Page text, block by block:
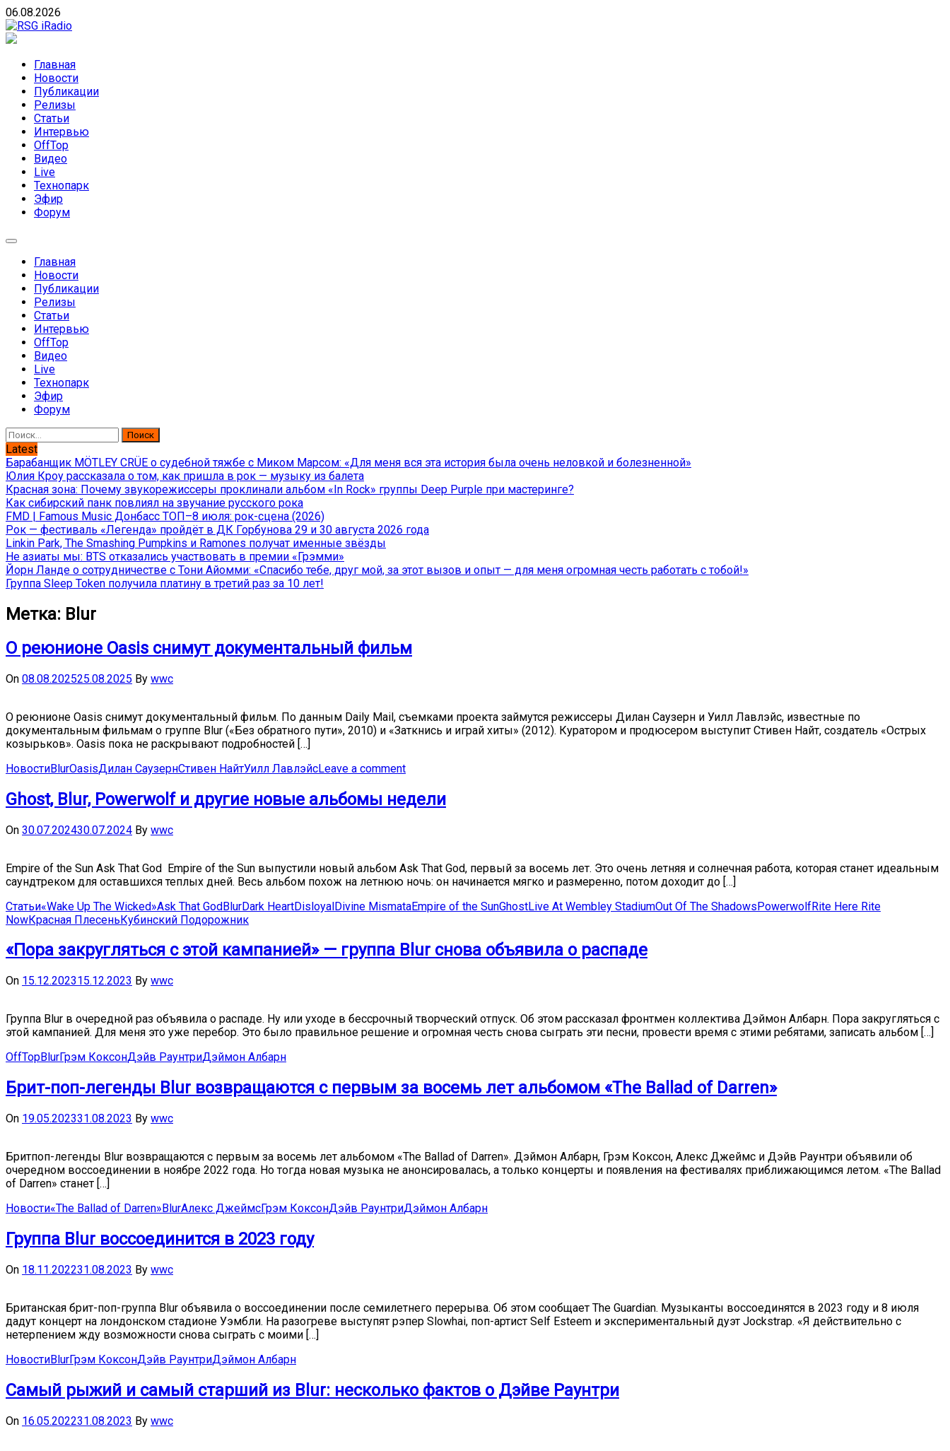
Skip
to
content
06.08.2026
Главная
Новости
Публикации
Релизы
Статьи
Интервью
OffTop
Видео
Live
Технопарк
Эфир
Форум
Главная
Новости
Публикации
Релизы
Статьи
Интервью
OffTop
Видео
Live
Технопарк
Эфир
Форум
Найти:
Latest
Барабанщик MÖTLEY CRÜE о судебной тяжбе с Миком Марсом: «Для меня вся эта история была очень неловкой и болезненной»
Юлия Кроу рассказала о том, как пришла в рок — музыку из балета
Красная зона: Почему звукорежиссеры проклинали альбом «In Rock» группы Deep Purple при мастеринге?
Как сибирский панк повлиял на звучание русского рока
FMD | Famous Music Донбасс ТОП–8 июля: рок-сцена (2026)
Рок — фестиваль «Легенда» пройдёт в ДК Горбунова 29 и 30 августа 2026 года
Linkin Park, The Smashing Pumpkins и Ramones получат именные звёзды
Не азиаты мы: BTS отказались участвовать в премии «Грэмми»
Йорн Ланде о сотрудничестве с Тони Айомми: «Спасибо тебе, друг мой, за этот вызов и опыт — для меня огромная честь работать с тобой!»
Группа Sleep Token получила платину в третий раз за 10 лет!
Метка: Blur
О реюнионе Oasis снимут документальный фильм
On 08.08.202525.08.2025 By wwc
О реюнионе Oasis снимут документальный фильм. По данным Daily Mail, съемками проекта займутся режиссеры Дилан Саузерн и Уилл Лавлэйс, известные по
документальным фильмам о группе Blur («Без обратного пути», 2010) и «Заткнись и играй хиты» (2012). Куратором и продюсером выступит Стивен Найт, создатель «Острых
козырьков». Oasis пока не раскрывают подробностей […]
НовостиBlurOasisДилан СаузернСтивен НайтУилл ЛавлэйсLeave a comment
Ghost, Blur, Powerwolf и другие новые альбомы недели
On 30.07.202430.07.2024 By wwc
Empire of the Sun Ask That God Empire of the Sun выпустили новый альбом Ask That God, первый за восемь лет. Это очень летняя и солнечная работа, которая станет идеальным
саундтреком для оставшихся теплых дней. Весь альбом похож на летнюю ночь: он начинается мягко и размеренно, потом доходит до […]
Статьи«Wake Up The Wicked»Ask That GodBlurDark HeartDisloyalDivine MismataEmpire of the SunGhostLive At Wembley StadiumOut Of The ShadowsPowerwolfRite Here Rite
NowКрасная ПлесеньКубинский Подорожник
«Пора закругляться с этой кампанией» — группа Blur снова объявила о распаде
On 15.12.202315.12.2023 By wwc
Группа Blur в очередной раз объявила о распаде. Ну или уходе в бессрочный творческий отпуск. Об этом рассказал фронтмен коллектива Дэймон Албарн. Пора закругляться с
этой кампанией. Для меня это уже перебор. Это было правильное решение и огромная честь снова сыграть эти песни, провести время с этими ребятами, записать альбом […]
OffTopBlurГрэм КоксонДэйв РаунтриДэймон Албарн
Брит-поп-легенды Blur возвращаются с первым за восемь лет альбомом «The Ballad of Darren»
On 19.05.202331.08.2023 By wwc
Бритпоп-легенды Blur возвращаются с первым за восемь лет альбомом «The Ballad of Darren». Дэймон Албарн, Грэм Коксон, Алекс Джеймс и Дэйв Раунтри объявили об
очередном воссоединении в ноябре 2022 года. Но тогда новая музыка не анонсировалась, а только концерты и появления на фестивалях приближающимся летом. «The Ballad
of Darren» станет […]
Новости«The Ballad of Darren» BlurАлекс ДжеймсГрэм КоксонДэйв РаунтриДэймон Албарн
Группа Blur воссоединится в 2023 году
On 18.11.202231.08.2023 By wwc
Британская брит-поп-группа Blur объявила о воссоединении после семилетнего перерыва. Об этом сообщает The Guardian. Музыканты воссоединятся в 2023 году и 8 июля
дадут концерт на лондонском стадионе Уэмбли. На разогреве выступят рэпер Slowhai, поп-артист Self Esteem и экспериментальный дуэт Jockstrap. «Я действительно с
нетерпением жду возможности снова сыграть с моими […]
НовостиBlurГрэм КоксонДэйв РаунтриДэймон Албарн
Самый рыжий и самый старший из Blur: несколько фактов о Дэйве Раунтри
On 16.05.202231.08.2023 By wwc